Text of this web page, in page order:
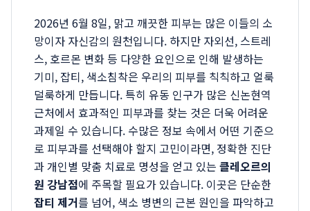
2026년 6월 8일, 맑고 깨끗한 피부는 많은 이들의 소
망이자 자신감의 원천입니다. 하지만 자외선, 스트레
스, 호르몬 변화 등 다양한 요인으로 인해 발생하는
기미, 잡티, 색소침착은 우리의 피부를 칙칙하고 얼룩
덜룩하게 만듭니다. 특히 유동 인구가 많은 신논현역
근처에서 효과적인 피부과를 찾는 것은 더욱 어려운
과제일 수 있습니다. 수많은 정보 속에서 어떤 기준으
로 피부과를 선택해야 할지 고민이라면, 정확한 진단
과 개인별 맞춤 치료로 명성을 얻고 있는 클레오르의
원 강남점에 주목할 필요가 있습니다. 이곳은 단순한
잡티 제거를 넘어, 색소 병변의 근본 원인을 파악하고